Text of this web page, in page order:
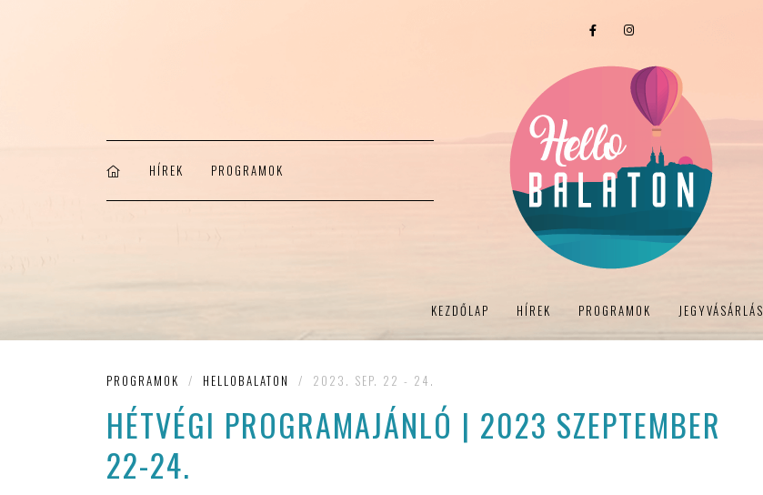
HÍREK PROGRAMOK
KEZDŐLAP HÍREK PROGRAMOK JEGYVÁSÁRLÁS
PROGRAMOK / HELLOBALATON / 2023. SEP. 22 - 24.
HÉTVÉGI PROGRAMAJÁNLÓ | 2023 SZEPTEMBER
22-24.